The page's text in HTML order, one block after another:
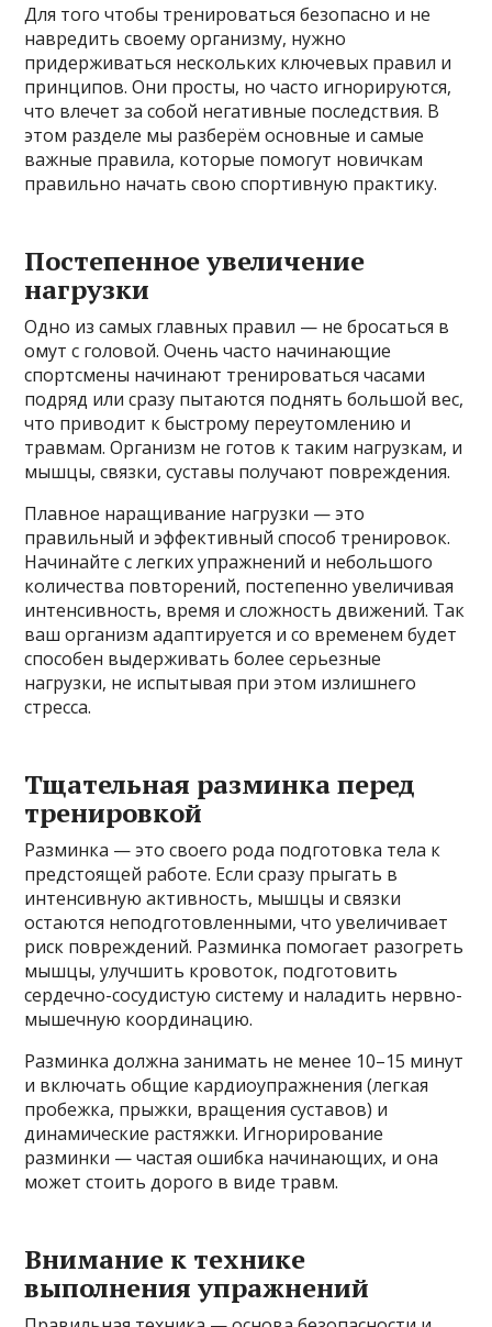
Для того чтобы тренироваться безопасно и не
навредить своему организму, нужно
придерживаться нескольких ключевых правил и
принципов. Они просты, но часто игнорируются,
что влечет за собой негативные последствия. В
этом разделе мы разберём основные и самые
важные правила, которые помогут новичкам
правильно начать свою спортивную практику.
Постепенное увеличение
нагрузки
Одно из самых главных правил — не бросаться в
омут с головой. Очень часто начинающие
спортсмены начинают тренироваться часами
подряд или сразу пытаются поднять большой вес,
что приводит к быстрому переутомлению и
травмам. Организм не готов к таким нагрузкам, и
мышцы, связки, суставы получают повреждения.
Плавное наращивание нагрузки — это
правильный и эффективный способ тренировок.
Начинайте с легких упражнений и небольшого
количества повторений, постепенно увеличивая
интенсивность, время и сложность движений. Так
ваш организм адаптируется и со временем будет
способен выдерживать более серьезные
нагрузки, не испытывая при этом излишнего
стресса.
Тщательная разминка перед
тренировкой
Разминка — это своего рода подготовка тела к
предстоящей работе. Если сразу прыгать в
интенсивную активность, мышцы и связки
остаются неподготовленными, что увеличивает
риск повреждений. Разминка помогает разогреть
мышцы, улучшить кровоток, подготовить
сердечно-сосудистую систему и наладить нервно-
мышечную координацию.
Разминка должна занимать не менее 10–15 минут
и включать общие кардиоупражнения (легкая
пробежка, прыжки, вращения суставов) и
динамические растяжки. Игнорирование
разминки — частая ошибка начинающих, и она
может стоить дорого в виде травм.
Внимание к технике
выполнения упражнений